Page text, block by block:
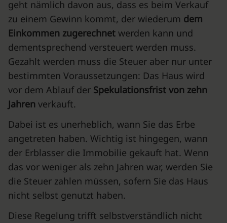
geht nämlich davon aus, dass es beim Verkauf
zu einem Gewinn kommt, der wiederum dem
Einkommen zugerechnet werden kann und
dementsprechend versteuert werden muss.
Gezahlt werden muss die Steuer aber nur unter
bestimmten Voraussetzungen: Das Haus wird
vor dem Ablauf der Spekulationsfrist von zehn
Jahren verkauft.
Dabei ist es unerheblich, wann Sie das Erbe
angetreten haben. Wichtig ist hingegen, wann
der Erblasser die Immobilie gekauft hat. Wenn
das vor weniger als zehn Jahren war, werden Sie
die Steuer zahlen müssen, sofern Sie das Haus
nicht selbst genutzt haben.
Diese Regelung trifft selbstverständlich nicht